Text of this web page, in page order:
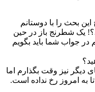
بحث را با دوستانم
یک شطرنج باز در حین
جواب شما باید بگویم
دیگر نیز وقت بگذارم اما
به امروز رخ نداده است.